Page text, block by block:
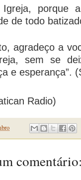
porque
de todo
agradeço a
sem se
e esperança”.
Radio)
comentário: